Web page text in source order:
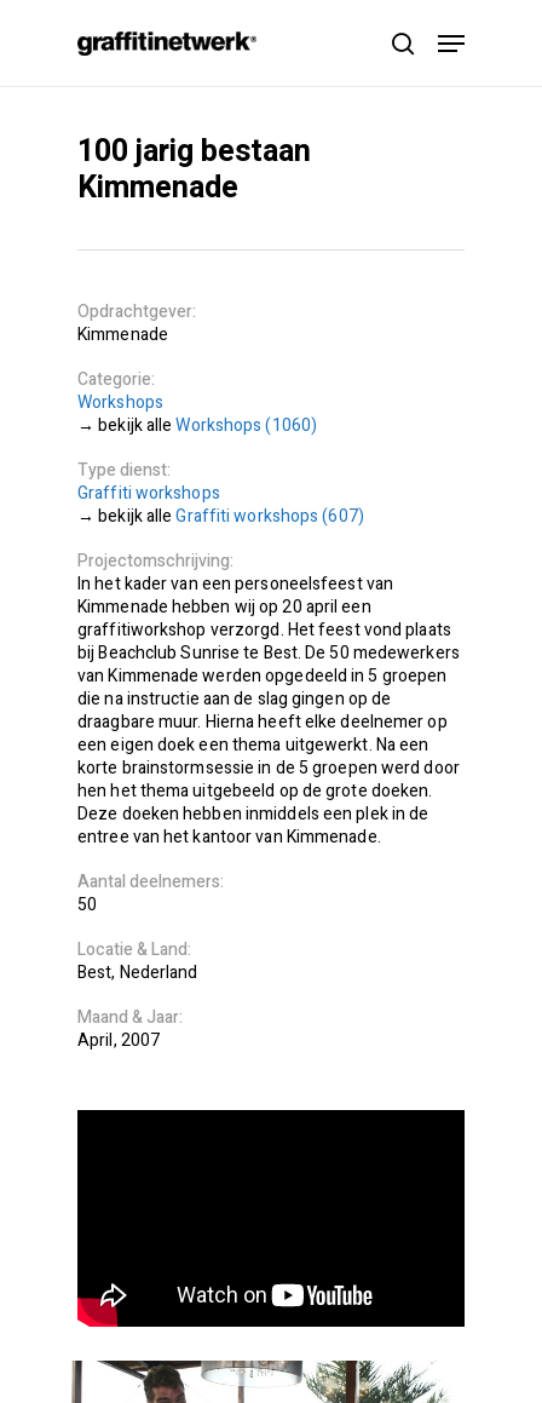
search
Menu
100 jarig bestaan
Kimmenade
Opdrachtgever
Kimmenade
Categorie
Workshops
Workshops (1060)
Type dienst
Graffiti workshops
Graffiti workshops (607)
Projectomschrijving
In het kader van een personeelsfeest van
Kimmenade hebben wij op 20 april een
graffitiworkshop verzorgd. Het feest vond plaats
bij Beachclub Sunrise te Best. De 50 medewerkers
van Kimmenade werden opgedeeld in 5 groepen
die na instructie aan de slag gingen op de
draagbare muur. Hierna heeft elke deelnemer op
een eigen doek een thema uitgewerkt. Na een
korte brainstormsessie in de 5 groepen werd door
hen het thema uitgebeeld op de grote doeken.
Deze doeken hebben inmiddels een plek in de
entree van het kantoor van Kimmenade.
Aantal deelnemers
50
Locatie
Land
Best Nederland
Maand
Jaar
April 2007